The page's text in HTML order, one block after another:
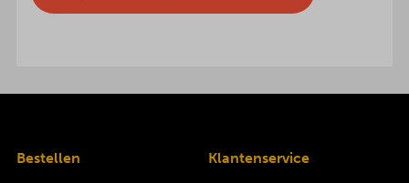
Bestellen
Klantenservice